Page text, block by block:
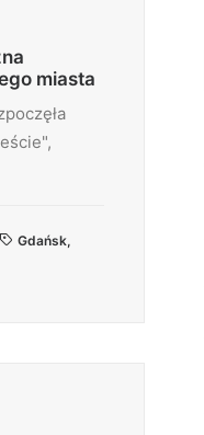
miasta
Gdańsk,